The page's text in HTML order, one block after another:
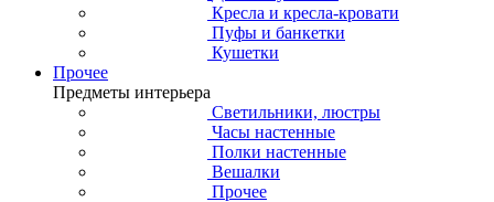
Кресла и кресла-кровати
Пуфы и банкетки
Кушетки
Прочее
Предметы интерьера
Светильники, люстры
Часы настенные
Полки настенные
Вешалки
Прочее